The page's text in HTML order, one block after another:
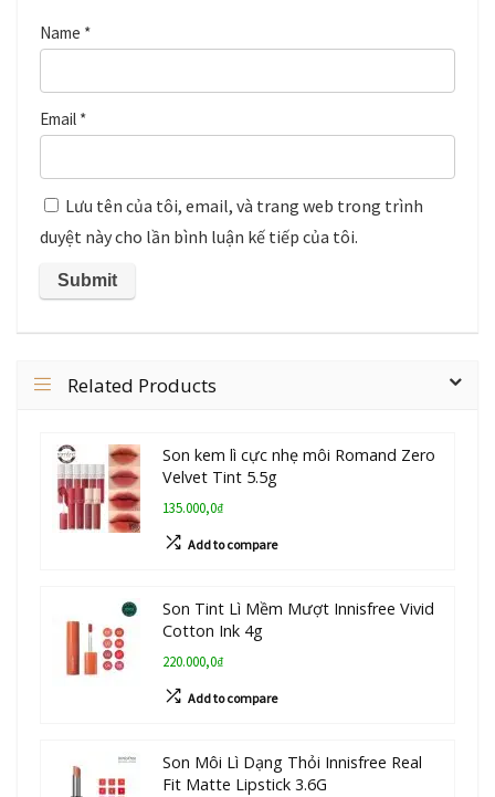
Name *
Email *
Lưu tên của tôi, email, và trang web trong trình
duyệt này cho lần bình luận kế tiếp của tôi.
Related Products
Son kem lì cực nhẹ môi Romand Zero
Velvet Tint 5.5g
135.000,0₫
Add to compare
Son Tint Lì Mềm Mượt Innisfree Vivid
Cotton Ink 4g
220.000,0₫
Add to compare
Son Môi Lì Dạng Thỏi Innisfree Real
Fit Matte Lipstick 3.6G